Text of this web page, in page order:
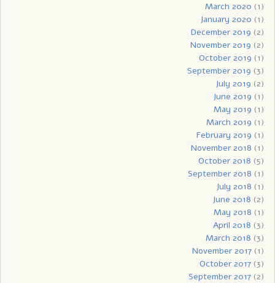
March 2020 (1)
January 2020 (1)
December 2019 (2)
November 2019 (2)
October 2019 (1)
September 2019 (3)
July 2019 (2)
June 2019 (1)
May 2019 (1)
March 2019 (1)
February 2019 (1)
November 2018 (1)
October 2018 (5)
September 2018 (1)
July 2018 (1)
June 2018 (2)
May 2018 (1)
April 2018 (3)
March 2018 (3)
November 2017(1)
October 2017(3)
September 2017(2)